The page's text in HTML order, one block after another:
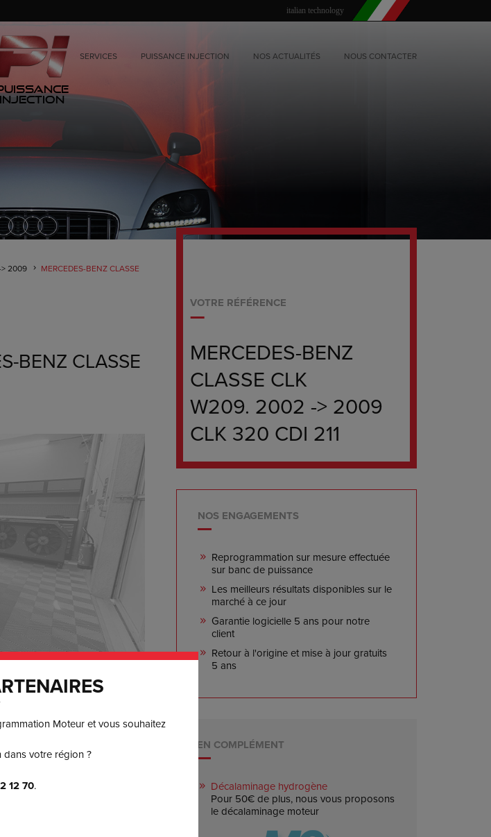
italian technology
Injection
SERVICES PUISSANCE INJECTION NOS ACTUALITÉS NOUS CONTACTER
2009 MERCEDES-BENZ CLASSE
BENZ CLASSE
650 € TTC
VOTRE RÉFÉRENCE
MERCEDES-BENZ
CLASSE CLK
W209. 2002 -> 2009
CLK 320 CDI 211
NOS ENGAGEMENTS
Reprogrammation sur mesure effectuée
sur banc de puissance
Les meilleurs résultats disponibles sur le
marché à ce jour
Garantie logicielle 5 ans pour notre
client
Retour à l'origine et mise à jour gratuits
5 ans
EN COMPLÉMENT
Décalaminage hydrogène
Pour 50€ de plus, nous vous proposons
le décalaminage moteur
Moteur et vous souhaitez
dans votre région ?
12 70.